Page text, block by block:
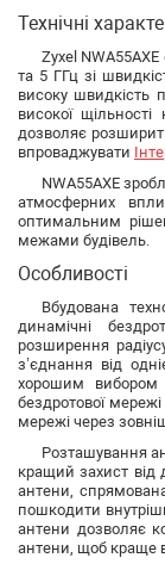
Технічні
Zyxel
та 5 ГГц зі
високу швидкість
високої
дозволяє
впроваджувати
NWA55AXE
атмосферних
оптимальним
межами будівель.
Особливості
Вбудована
динамічні
розширення
з’єднання від
хорошим вибором
бездротової
мережі через
Розташування
кращий захист від
антени,
пошкодити
антени дозволяє
антени, щоб краще